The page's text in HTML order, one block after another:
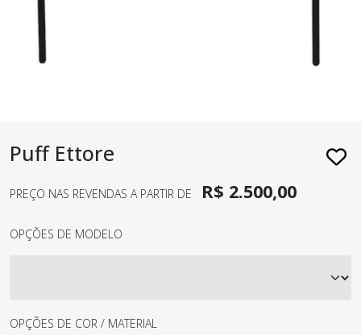
Puff Ettore
PREÇO NAS REVENDAS A PARTIR DE R$ 2.500,00
OPÇÕES DE MODELO
OPÇÕES DE COR / MATERIAL